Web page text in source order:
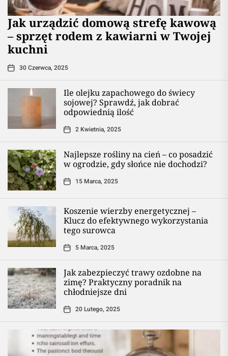
​Jak urządzić domową strefę kawową
– sprzęt rodem z kawiarni w Twojej
kuchni
30 Czerwca, 2025
Ile olejku zapachowego do świecy
sojowej? Sprawdź, jak dobrać
odpowiednią ilość
2 Kwietnia, 2025
Najlepsze rośliny na cień – co posadzić
w ogrodzie, gdy słońce nie dochodzi?
15 Marca, 2025
Koszenie wierzby energetycznej –
Klucz do efektywnego wykorzystania
tego surowca
5 Marca, 2025
Jak zabezpieczyć trawy ozdobne na
zimę? Praktyczny poradnik na
chłodniejsze dni
20 Lutego, 2025